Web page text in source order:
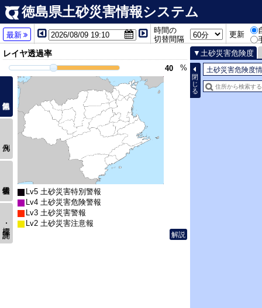
徳島県土砂災害情報システム
最新
時間の
切替間隔
更新
レイヤ透過率
%
座標･計測
Lv5 土砂災害特別警報
Lv4 土砂災害危険警報
Lv3 土砂災害警報
Lv2 土砂災害注意報
解説
閉
じ
る
土砂災害危険度
土砂災害危険度